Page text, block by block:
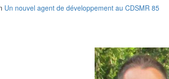
Un nouvel agent de développement au CDSMR 85